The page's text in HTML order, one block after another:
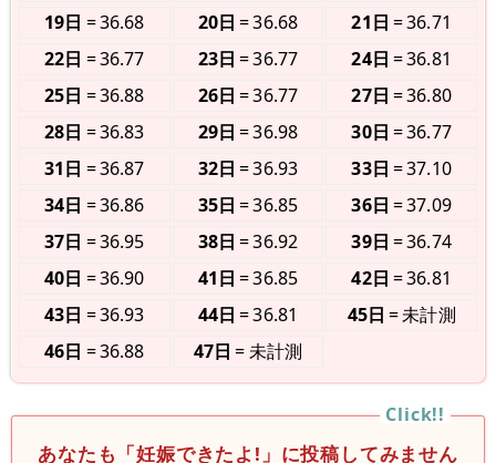
19日
36.68 20日 36.68 21日
36.71
22日
36.77 23日 36.77 24日
36.81
25日
36.88 26日 36.77 27日
36.80
28日
36.83 29日 36.98 30日
36.77
31日
36.87 32日 36.93 33日
37.10
34日
36.86 35日 36.85 36日
37.09
37日
36.95 38日 36.92 39日
36.74
40日
36.90 41日 36.85 42日
36.81
43日
36.93 44日 36.81 45日
未計測
46日
36.88 47日 未計測
あなたも「妊娠できたよ!」に投稿してみません